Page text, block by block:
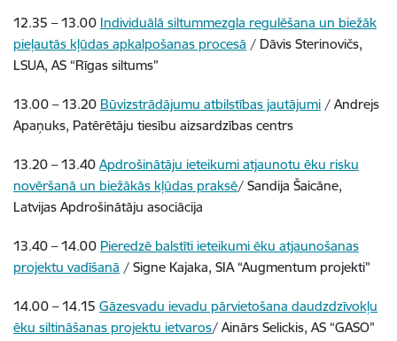
12.35 – 13.00 Individuālā siltummezgla regulēšana un biežāk
pieļautās kļūdas apkalpošanas procesā / Dāvis Sterinovičs,
LSUA, AS “Rīgas siltums”
13.00 – 13.20 Būvizstrādājumu atbilstības jautājumi / Andrejs
Apaņuks, Patērētāju tiesību aizsardzības centrs
13.20 – 13.40 Apdrošinātāju ieteikumi atjaunotu ēku risku
novēršanā un biežākās kļūdas praksē/ Sandija Šaicāne,
Latvijas Apdrošinātāju asociācija
13.40 – 14.00 Pieredzē balstīti ieteikumi ēku atjaunošanas
projektu vadīšanā / Signe Kajaka, SIA “Augmentum projekti”
14.00 – 14.15 Gāzesvadu ievadu pārvietošana daudzdzīvokļu
ēku siltināšanas projektu ietvaros/ Ainārs Selickis, AS “GASO”